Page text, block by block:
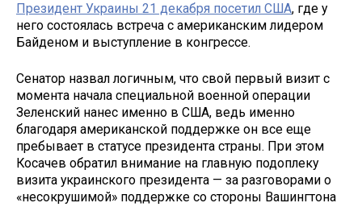
Президент Украины 21 декабря посетил США, где у
него состоялась встреча с американским лидером
Байденом и выступление в конгрессе.
Сенатор назвал логичным, что свой первый визит с
момента начала специальной военной операции
Зеленский нанес именно в США, ведь именно
благодаря американской поддержке он все еще
пребывает в статусе президента страны. При этом
Косачев обратил внимание на главную подоплеку
визита украинского президента — за разговорами о
«несокрушимой» поддержке со стороны Вашингтона